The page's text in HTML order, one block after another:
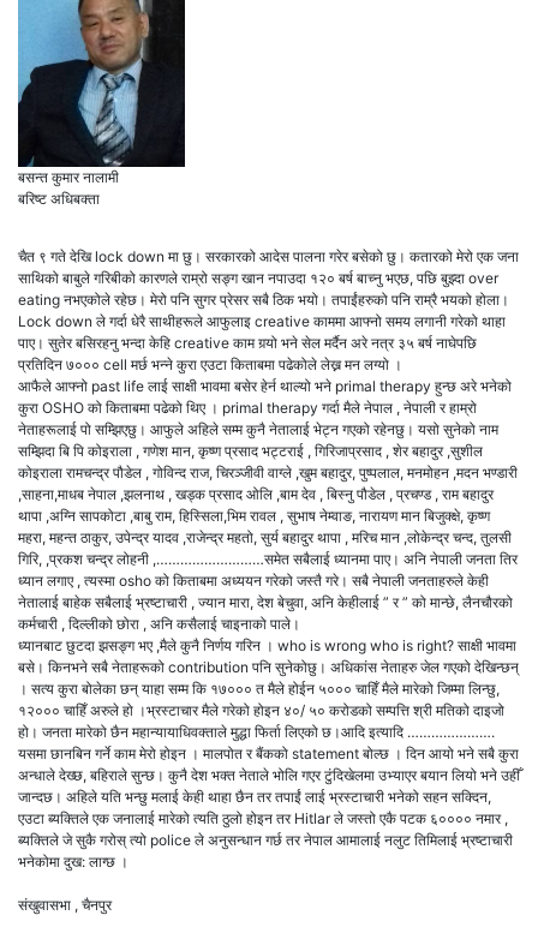
बसन्त कुमार नालामी
बरिष्ट अधिबक्ता
चैत ९ गते देखि lock down मा छु। सरकारको आदेस पालना गरेर बसेको छु। कतारको मेरो एक जना
साथिको बाबुले गरिबीको कारणले राम्रो सङ्ग खान नपाउदा १२० बर्ष बाच्नु भएछ, पछि बुझ्दा over
eating नभएकोले रहेछ। मेरो पनि सुगर प्रेसर सबै ठिक भयो। तपाईंहरुको पनि राम्रै भयको होला।
Lock down ले गर्दा धेरै साथीहरूले आफुलाइ creative काममा आफ्नो समय लगानी गरेको थाहा
पाए। सुतेर बसिरहनु भन्दा केहि creative काम गर्‍यो भने सेल मर्दैन अरे नत्र ३५ बर्ष नाघेपछि
प्रतिदिन ७००० cell मर्छ भन्ने कुरा एउटा किताबमा पढेकोले लेख्न मन लग्यो ।
आफैले आफ्नो past life लाई साक्षी भावमा बसेर हेर्न थाल्यो भने primal therapy हुन्छ अरे भनेको
कुरा OSHO को किताबमा पढेको थिए । primal therapy गर्दा मैले नेपाल , नेपाली र हाम्रो
नेताहरूलाई पो सम्झिएछु। आफुले अहिले सम्म कुनै नेतालाई भेट्न गएको रहेनछु। यसो सुनेको नाम
सम्झिदा बि पि कोइराला , गणेश मान, कृष्ण प्रसाद भट्टराई , गिरिजाप्रसाद , शेर बहादुर ,सुशील
कोइराला रामचन्द्र पौडेल , गोविन्द राज, चिरञ्जीवी वाग्ले ,खुम बहादुर, पुष्पलाल, मनमोहन ,मदन भण्डारी
,साहना,माधब नेपाल ,झलनाथ , खड्क प्रसाद ओलि ,बाम देव , बिस्नु पौडेल , प्रचण्ड , राम बहादुर
थापा ,अग्नि सापकोटा ,बाबु राम, हिस्सिला,भिम रावल , सुभाष नेम्वाङ, नारायण मान बिजुक्क्षे, कृष्ण
महरा, महन्त ठाकुर, उपेन्द्र यादव ,राजेन्द्र महतो, सुर्य बहादुर थापा , मरिच मान ,लोकेन्द्र चन्द, तुलसी
गिरि, ,प्रकश चन्द्र लोहनी ,………………………समेत सबैलाई ध्यानमा पाए। अनि नेपाली जनता तिर
ध्यान लगाए , त्यस्मा osho को किताबमा अध्ययन गरेको जस्तै गरे। सबै नेपाली जनताहरुले केही
नेतालाई बाहेक सबैलाई भ्रष्टाचारी , ज्यान मारा, देश बेचुवा, अनि केहीलाई ” र ” को मान्छे, लैनचौरको
कर्मचारी , दिल्लीको छोरा , अनि कसैलाई चाइनाको पाले।
ध्यानबाट छुटदा झसङ्ग भए ,मैले कुनै निर्णय गरिन । who is wrong who is right? साक्षी भावमा
बसे। किनभने सबै नेताहरूको contribution पनि सुनेकोछु। अधिकांस नेताहरु जेल गएको देखिन्छन्
। सत्य कुरा बोलेका छन् याहा सम्म कि १७००० त मैले होईन ५००० चाहिँ मैले मारेको जिम्मा लिन्छु,
१२००० चाहिँ अरुले हो ।भ्रस्टाचार मैले गरेको होइन ४०/ ५० करोडको सम्पत्ति श्री मतिको दाइजो
हो। जनता मारेको छैन महान्यायाधिवक्ताले मुद्धा फिर्ता लिएको छ।आदि इत्यादि ………………….
यसमा छानबिन गर्ने काम मेरो होइन । मालपोत र बैंकको statement बोल्छ । दिन आयो भने सबै कुरा
अन्धाले देख्छ, बहिराले सुन्छ। कुनै देश भक्त नेताले भोलि गएर टुंदिखेलमा उभ्याएर बयान लियो भने उहीँ
जान्दछ। अहिले यति भन्छु मलाई केही थाहा छैन तर तपाईं लाई भ्रस्टाचारी भनेको सहन सक्दिन,
एउटा ब्यक्तिले एक जनालाई मारेको त्यति ठुलो होइन तर Hitlar ले जस्तो एकै पटक ६०००० नमार ,
ब्यक्तिले जे सुकै गरोस् त्यो police ले अनुसन्धान गर्छ तर नेपाल आमालाई नलुट तिमिलाई भ्रष्टाचारी
भनेकोमा दुख: लाग्छ ।
संखुवासभा , चैनपुर